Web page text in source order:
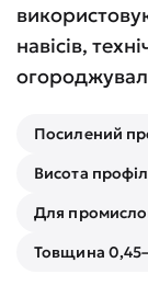
навісів,
Посилений
Висота
Для
Товщина